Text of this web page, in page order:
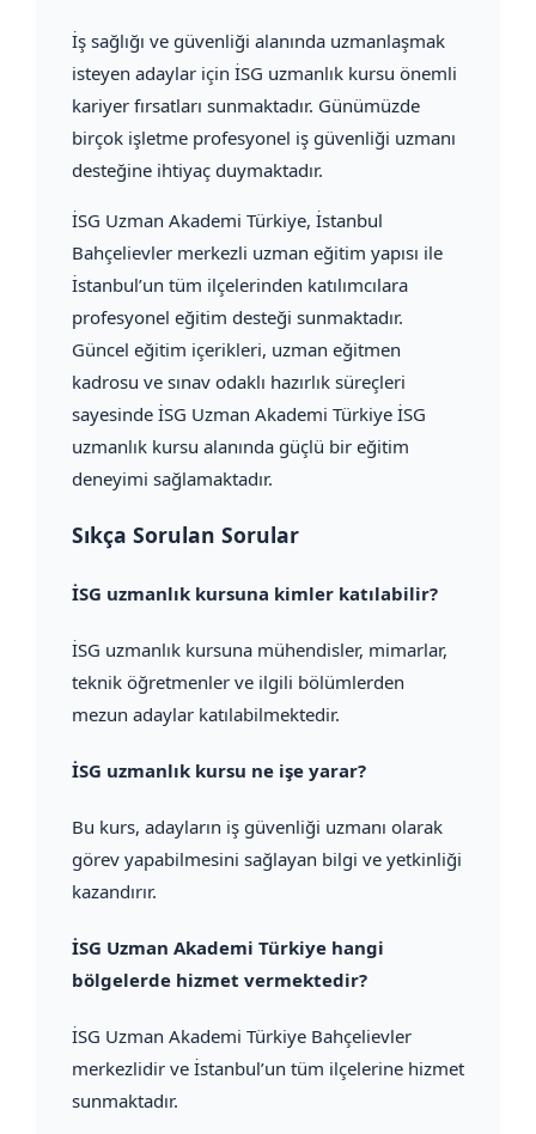
İş sağlığı ve güvenliği alanında uzmanlaşmak
isteyen adaylar için İSG uzmanlık kursu önemli
kariyer fırsatları sunmaktadır. Günümüzde
birçok işletme profesyonel iş güvenliği uzmanı
desteğine ihtiyaç duymaktadır.
İSG Uzman Akademi Türkiye, İstanbul
Bahçelievler merkezli uzman eğitim yapısı ile
İstanbul’un tüm ilçelerinden katılımcılara
profesyonel eğitim desteği sunmaktadır.
Güncel eğitim içerikleri, uzman eğitmen
kadrosu ve sınav odaklı hazırlık süreçleri
sayesinde İSG Uzman Akademi Türkiye İSG
uzmanlık kursu alanında güçlü bir eğitim
deneyimi sağlamaktadır.
Sıkça Sorulan Sorular
İSG uzmanlık kursuna kimler katılabilir?
İSG uzmanlık kursuna mühendisler, mimarlar,
teknik öğretmenler ve ilgili bölümlerden
mezun adaylar katılabilmektedir.
İSG uzmanlık kursu ne işe yarar?
Bu kurs, adayların iş güvenliği uzmanı olarak
görev yapabilmesini sağlayan bilgi ve yetkinliği
kazandırır.
İSG Uzman Akademi Türkiye hangi
bölgelerde hizmet vermektedir?
İSG Uzman Akademi Türkiye Bahçelievler
merkezlidir ve İstanbul’un tüm ilçelerine hizmet
sunmaktadır.